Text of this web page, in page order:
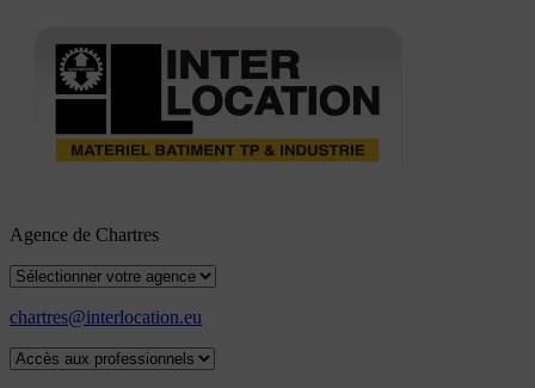
Agence de Chartres
chartres@interlocation.eu